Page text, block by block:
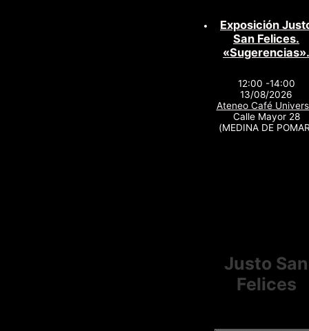
Exposición
San Felices.
«Sugerencias».
12:00 -14:00
13/08/2026
Ateneo Café
Calle Mayor 28
(MEDINA DE
Justo San
Felices